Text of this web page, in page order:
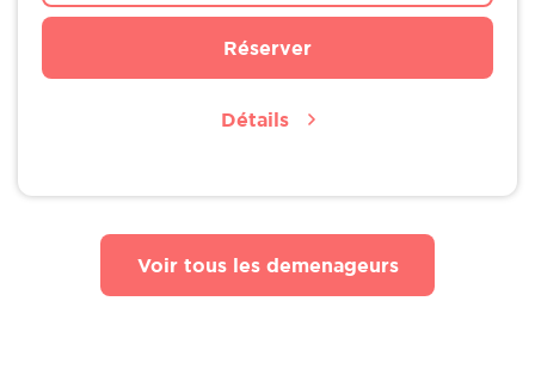
Réserver
Détails
Voir tous les demenageurs